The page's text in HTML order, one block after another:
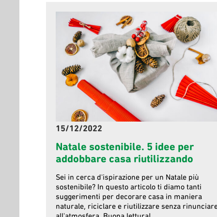
15/12/2022
Natale sostenibile. 5 idee per
addobbare casa riutilizzando
Sei in cerca d'ispirazione per un Natale più
sostenibile? In questo articolo ti diamo tanti
suggerimenti per decorare casa in maniera
naturale, riciclare e riutilizzare senza